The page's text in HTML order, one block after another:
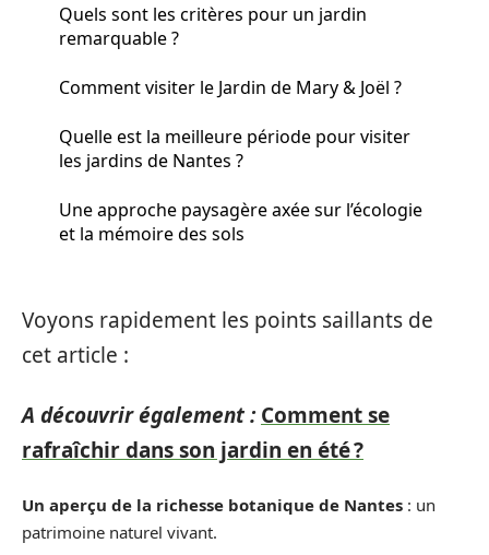
Quels sont les critères pour un jardin
remarquable ?
Comment visiter le Jardin de Mary & Joël ?
Quelle est la meilleure période pour visiter
les jardins de Nantes ?
Une approche paysagère axée sur l’écologie
et la mémoire des sols
Voyons rapidement les points saillants de
cet article :
A découvrir également : Comment se
rafraîchir dans son jardin en été ?
Un aperçu de la richesse botanique de Nantes : un
patrimoine naturel vivant.